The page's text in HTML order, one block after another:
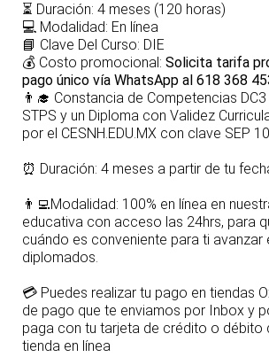
⏳ Duración: 4 meses (120 horas)
💻 Modalidad: En línea
📘 Clave Del Curso: DIE
💰 Costo promocional: Solicita tarifa
pago único vía WhatsApp al 618 368
👨‍🎓 Constancia de Competencias
STPS y un Diploma con Validez
por el CESNH.EDU.MX con clave SEP
⏰ Duración: 4 meses a partir de tu
👨‍💻Modalidad: 100% en línea en
educativa con acceso las 24hrs, para
cuándo es conveniente para ti avanzar
diplomados.
💳 Puedes realizar tu pago en tiendas
de pago que te enviamos por Inbox y
paga con tu tarjeta de crédito o débito
tienda en línea